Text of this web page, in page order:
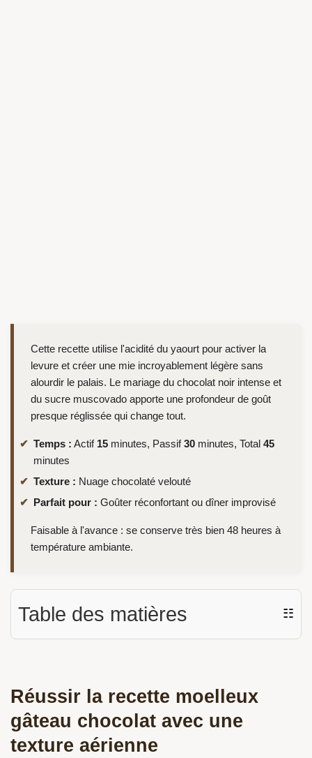
Cette recette utilise l'acidité du yaourt pour activer la
levure et créer une mie incroyablement légère sans
alourdir le palais. Le mariage du chocolat noir intense et
du sucre muscovado apporte une profondeur de goût
presque réglissée qui change tout.
Temps : Actif 15 minutes, Passif30 minutes, Total 45
minutes
Texture : Nuage chocolaté velouté
Parfait pour : Goûter réconfortant ou dîner improvisé
Faisable à l'avance : se conserve très bien 48 heures à
température ambiante.
Table des matières ☷
Réussir la recette moelleux
gâteau chocolat avec une
texture aérienne